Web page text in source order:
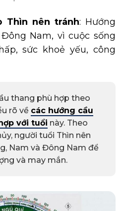
Thìn nên tránh: Hướng
Nam, vì cuộc sống
sức khoẻ yếu, công
thang phù hợp theo
rõ về các hướng cầu
với tuổi này. Theo
người tuổi Thìn nên
Nam và Đông Nam để
và may mắn.